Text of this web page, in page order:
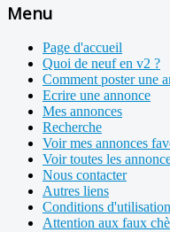
Menu
Page d'accueil
Quoi de neuf en v2 ?
Comment poster une
Ecrire une annonce
Mes annonces
Recherche
Voir mes annonces
Voir toutes les
Nous contacter
Autres liens
Conditions d'utilisation
Attention aux faux